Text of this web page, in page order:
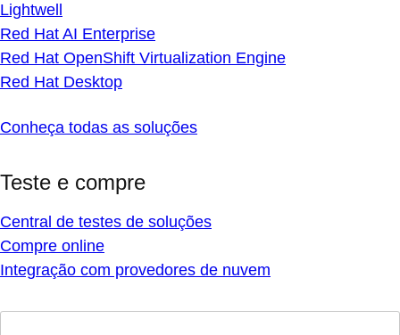
Lightwell
Red Hat AI Enterprise
Red Hat OpenShift Virtualization Engine
Red Hat Desktop
Conheça todas as soluções
Teste e compre
Central de testes de soluções
Compre online
Integração com provedores de nuvem